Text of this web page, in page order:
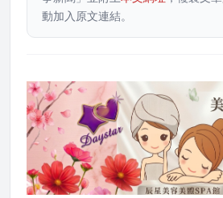
動加入原文連結。